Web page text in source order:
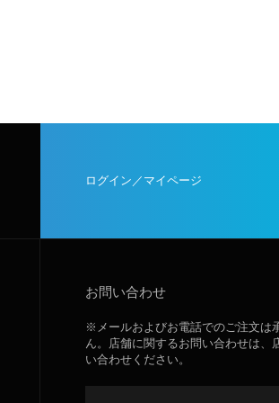
ログイン／マイページ
お問い合わせ
※メールおよびお電話でのご注文は
ん。店舗に関するお問い合わせは、
い合わせください。